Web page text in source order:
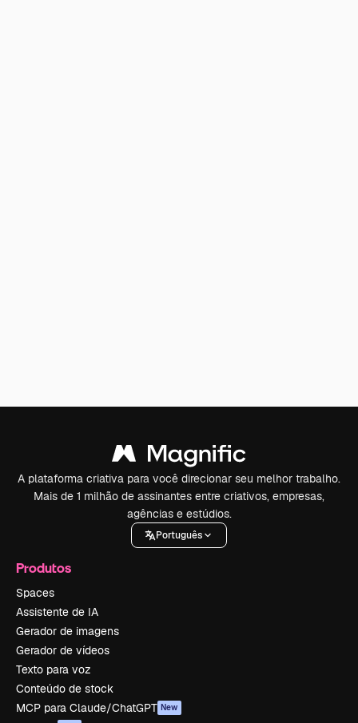
A plataforma criativa para você direcionar seu melhor trabalho.
Mais de 1 milhão de assinantes entre criativos, empresas,
agências e estúdios.
Português
Produtos
Spaces
Assistente de IA
Gerador de imagens
Gerador de vídeos
Texto para voz
Conteúdo de stock
MCP para Claude/ChatGPT New